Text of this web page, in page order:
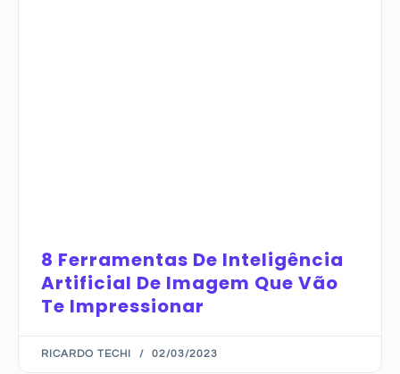
8 Ferramentas De Inteligência
Artificial De Imagem Que Vão
Te Impressionar
RICARDO TECHI 02/03/2023